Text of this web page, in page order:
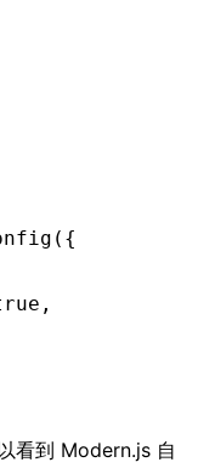
({
,
看到 Modern.js 自